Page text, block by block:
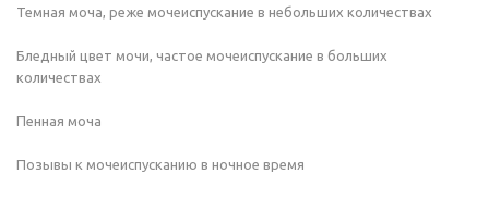
Темная моча, реже мочеиспускание в небольших количествах
Бледный цвет мочи, частое мочеиспускание в больших
количествах
Пенная моча
Позывы к мочеиспусканию в ночное время